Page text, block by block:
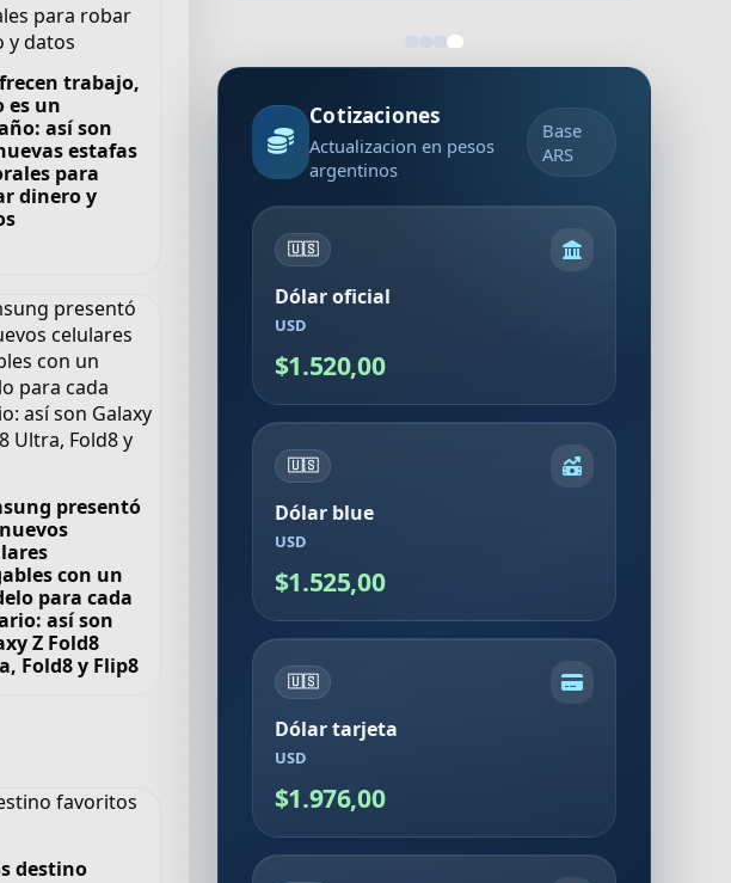
trabajo,
es un
así son
estafas
para
dinero y
presentó
con un
para cada
así son
Z Fold8
Fold8 y Flip8
destino
Cotizaciones
Actualizacion en pesos
argentinos
Base
ARS
🇺🇸
Dólar oficial
USD
$1.520,00
🇺🇸
Dólar blue
USD
$1.525,00
🇺🇸
Dólar tarjeta
USD
$1.976,00